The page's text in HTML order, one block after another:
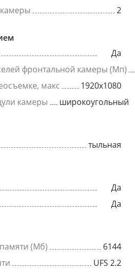
2
Да
фронтальной камеры (Мп)
макс
1920x1080
камеры
широкоугольный
тыльная
Да
Да
(Мб)
6144
UFS 2.2